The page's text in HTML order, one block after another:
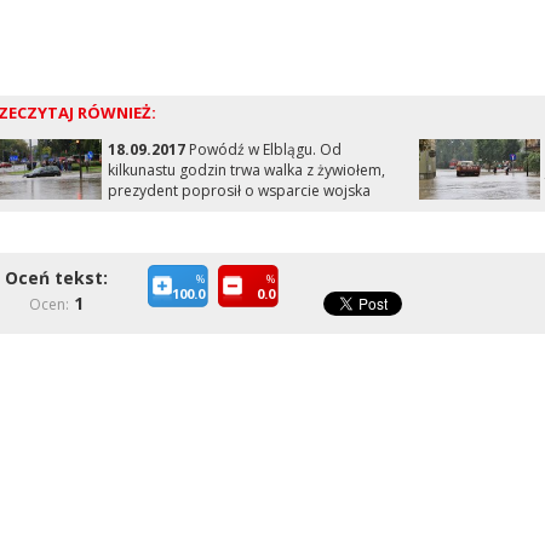
RÓWNIEŻ:
18.09.2017Powódź w Elblągu. Od
kilkunastu godzin trwa walka z żywiołem,
prezydent poprosił o wsparcie wojska
Oceń tekst:
Ocen: 1
%
100.0
%
0.0